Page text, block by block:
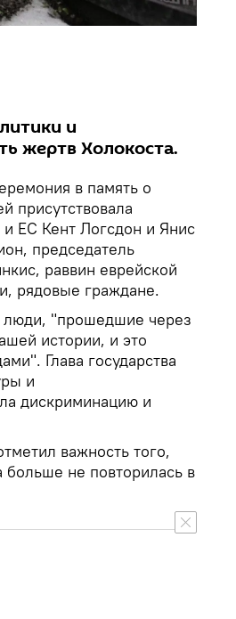
и
жертв Холокоста.
в память о
присутствовала
ЕС Кент Логсдон и Янис
председатель
раввин еврейской
рядовые граждане.
"прошедшие через
истории, и это
Глава государства
и
дискриминацию и
важность того,
больше не повторилась в